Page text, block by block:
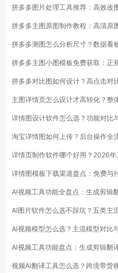
拼多多图片处理工具推荐：高效改
拼多多主图原图制作教程：高清原
拼多多测图怎么分析尺寸？数据看
拼多多主图小图模板免费获取：正
拼多多对比图如何设计？高点击对
主图详情页怎么设计才高转化？整
详情图设计软件怎么选？功能对比
淘宝详情图如何上传？后台操作全
详情页制作软件哪个好用？2026
详情图模板下载渠道盘点：免费与
AI视频工具功能全盘点：生成剪辑
AI图片软件怎么选不踩坑？五类主
AI视频模型怎么选？主流模型对比
AI视频工具功能盘点：生成剪辑翻
视频AI翻译工具怎么选？跨境带货